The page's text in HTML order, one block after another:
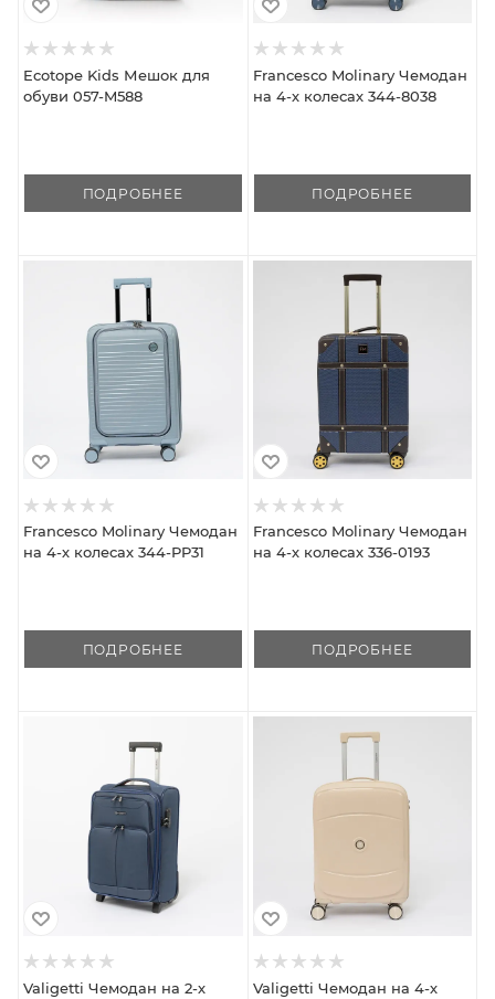
Ecotope Kids Мешок для
обуви 057-M588
ПОДРОБНЕЕ
Francesco Molinary Чемодан
на 4-х колесах 344-8038
ПОДРОБНЕЕ
Francesco Molinary Чемодан
на 4-х колесах 344-PP31
ПОДРОБНЕЕ
Francesco Molinary Чемодан
на 4-х колесах 336-0193
ПОДРОБНЕЕ
Valigetti Чемодан на 2-х Valigetti Чемодан на 4-х